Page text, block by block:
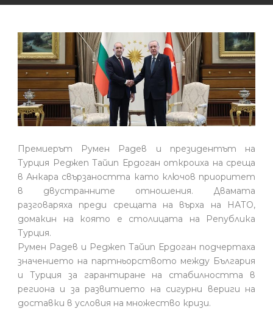
Премиерът Румен Радев и президентът на
Турция Реджеп Тайип Ердоган откроиха на среща
в Анкара свързаността като ключов приоритет
в двустранните отношения. Двамата
разговаряха преди срещата на върха на НАТО,
домакин на която е столицата на Република
Турция.
Румен Радев и Реджеп Тайип Ердоган подчертаха
значението на партньорството между България
и Турция за гарантиране на стабилността в
региона и за развитието на сигурни вериги на
доставки в условия на множество кризи.